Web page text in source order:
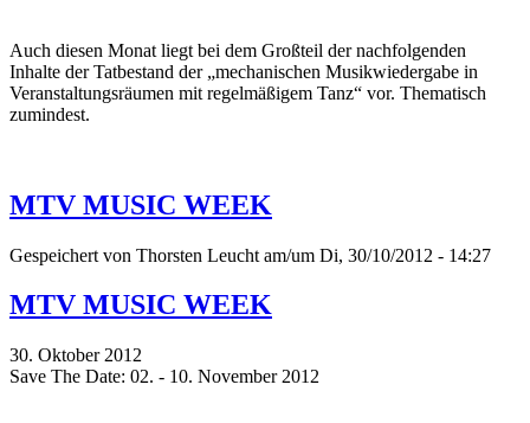
Auch diesen Monat liegt bei dem Großteil der nachfolgenden
Inhalte der Tatbestand der „mechanischen Musikwiedergabe in
Veranstaltungsräumen mit regelmäßigem Tanz“ vor. Thematisch
zumindest.
MTV MUSIC WEEK
Gespeichert von Thorsten Leucht am/um Di, 30/10/2012 - 14:27
MTV MUSIC WEEK
30. Oktober 2012
Save The Date: 02. - 10. November 2012